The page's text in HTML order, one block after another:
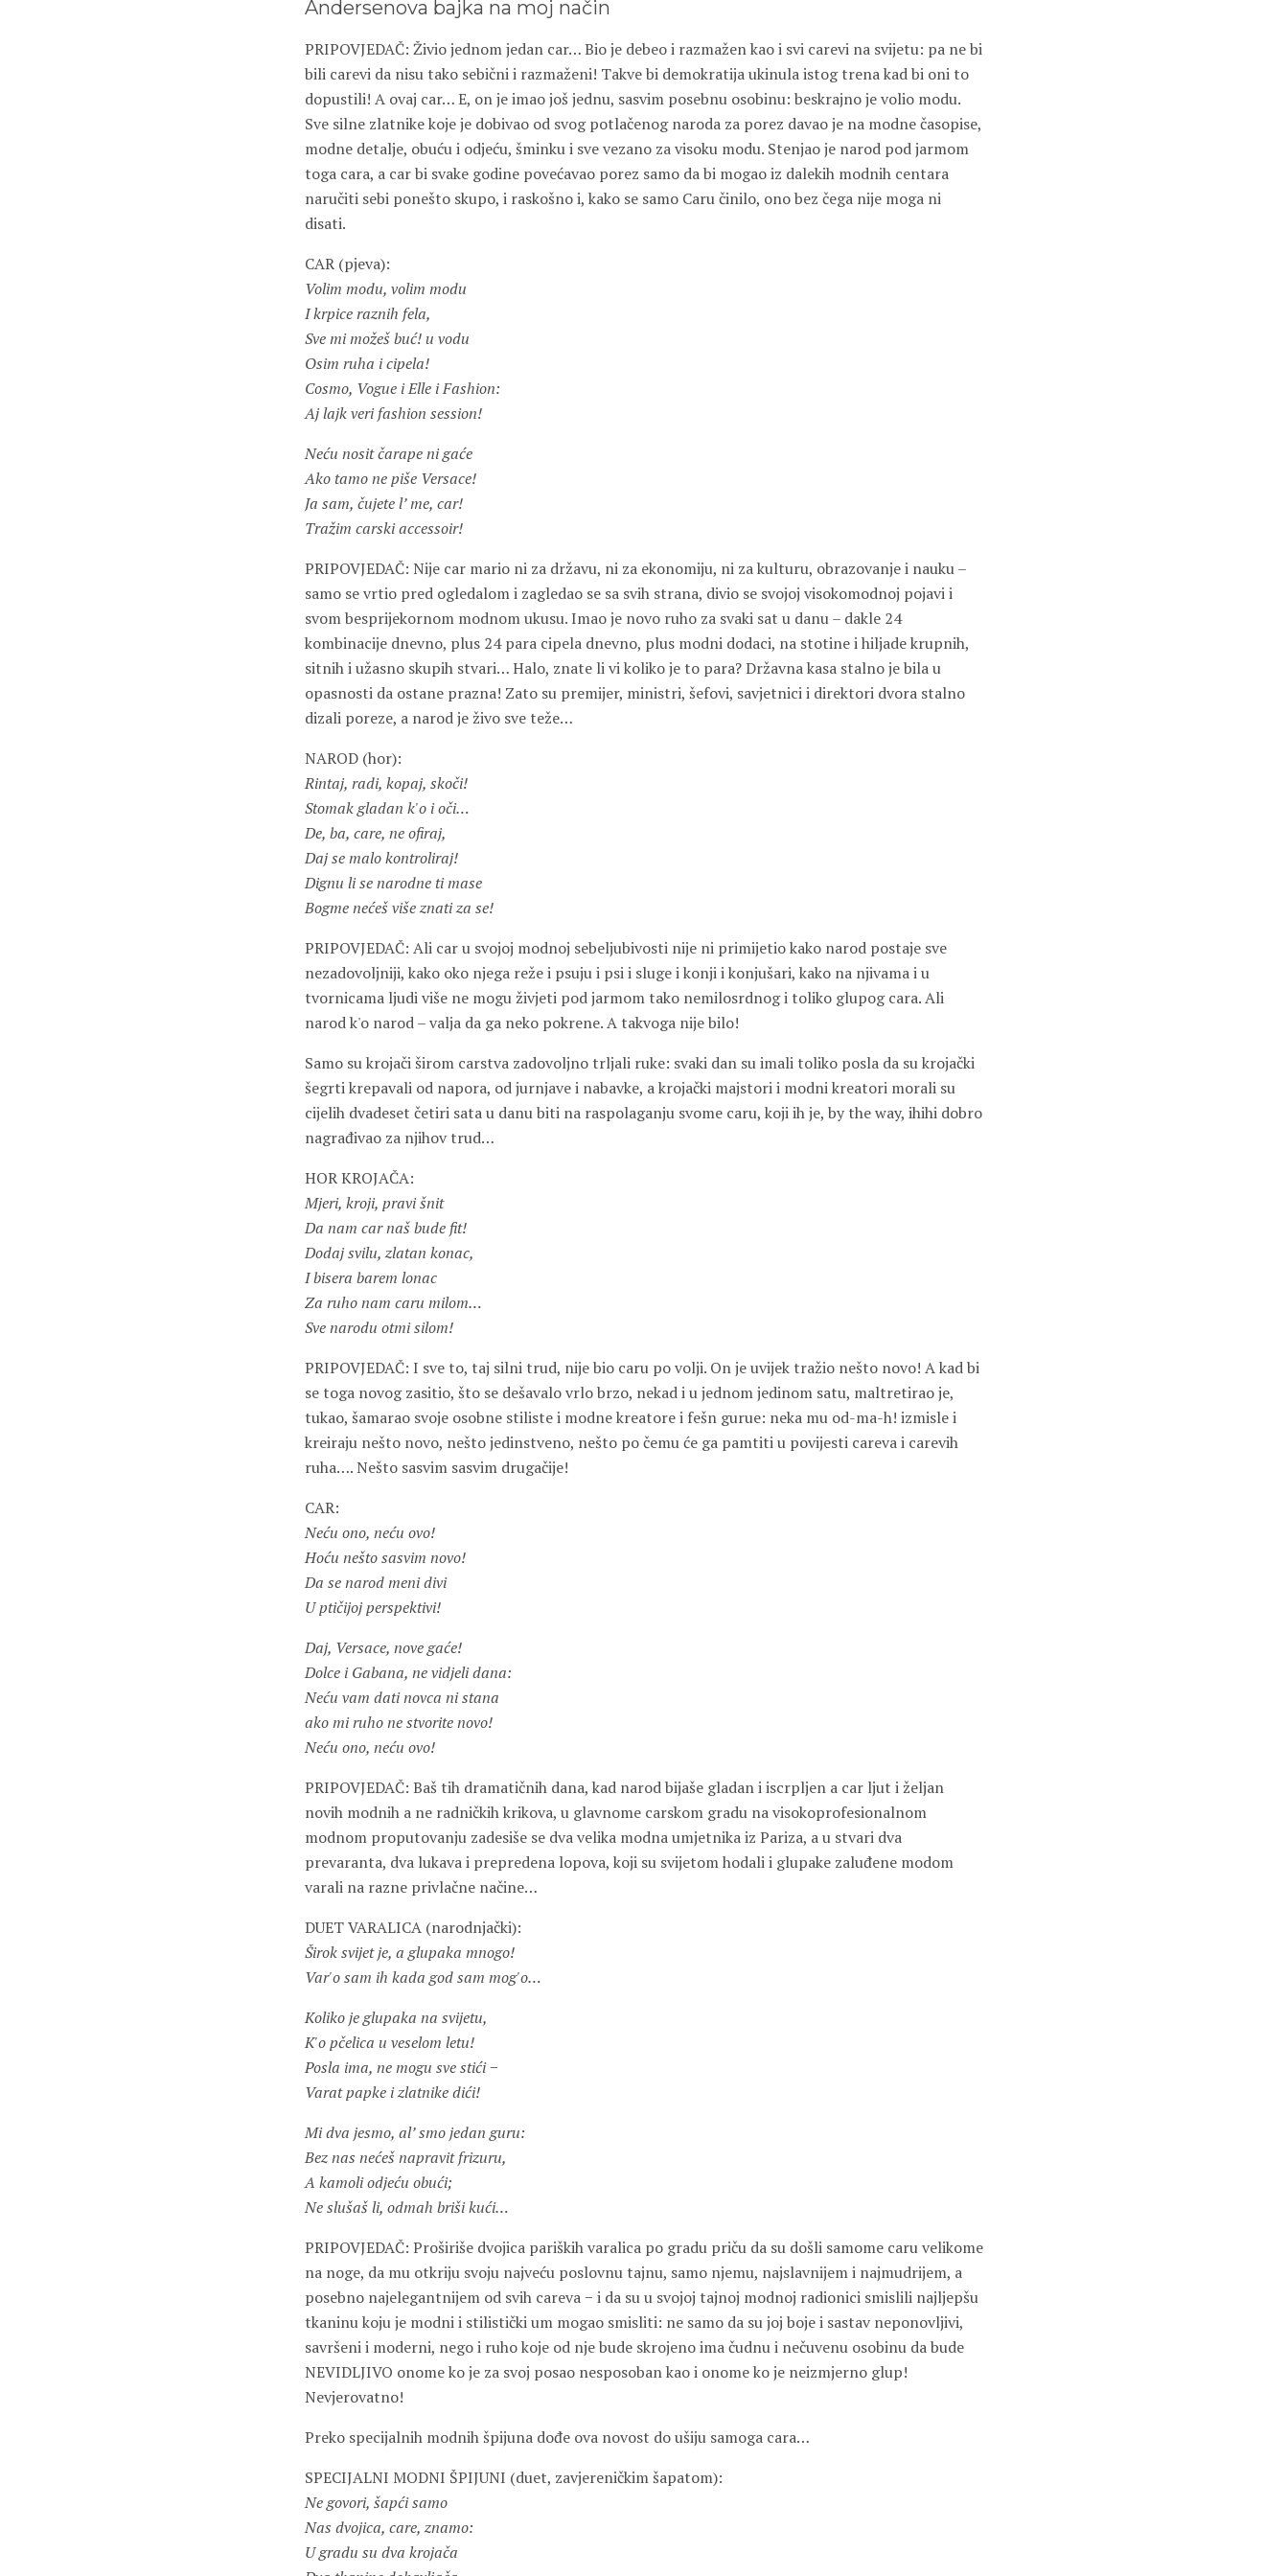
Andersenova bajka na moj način
PRIPOVJEDAČ: Živio jednom jedan car… Bio je debeo i razmažen kao i svi carevi na svijetu: pa ne bi
bili carevi da nisu tako sebični i razmaženi! Takve bi demokratija ukinula istog trena kad bi oni to
dopustili! A ovaj car… E, on je imao još jednu, sasvim posebnu osobinu: beskrajno je volio modu.
Sve silne zlatnike koje je dobivao od svog potlačenog naroda za porez davao je na modne časopise,
modne detalje, obuću i odjeću, šminku i sve vezano za visoku modu. Stenjao je narod pod jarmom
toga cara, a car bi svake godine povećavao porez samo da bi mogao iz dalekih modnih centara
naručiti sebi ponešto skupo, i raskošno i, kako se samo Caru činilo, ono bez čega nije moga ni
disati.
CAR (pjeva):
Volim modu, volim modu
I krpice raznih fela,
Sve mi možeš buć! u vodu
Osim ruha i cipela!
Cosmo, Vogue i Elle i Fashion:
Aj lajk veri fashion session!
Neću nosit čarape ni gaće
Ako tamo ne piše Versace!
Ja sam, čujete l’ me, car!
Tražim carski accessoir!
PRIPOVJEDAČ: Nije car mario ni za državu, ni za ekonomiju, ni za kulturu, obrazovanje i nauku –
samo se vrtio pred ogledalom i zagledao se sa svih strana, divio se svojoj visokomodnoj pojavi i
svom besprijekornom modnom ukusu. Imao je novo ruho za svaki sat u danu – dakle 24
kombinacije dnevno, plus 24 para cipela dnevno, plus modni dodaci, na stotine i hiljade krupnih,
sitnih i užasno skupih stvari… Halo, znate li vi koliko je to para? Državna kasa stalno je bila u
opasnosti da ostane prazna! Zato su premijer, ministri, šefovi, savjetnici i direktori dvora stalno
dizali poreze, a narod je živo sve teže…
NAROD (hor):
Rintaj, radi, kopaj, skoči!
Stomak gladan k'o i oči…
De, ba, care, ne ofiraj,
Daj se malo kontroliraj!
Dignu li se narodne ti mase
Bogme nećeš više znati za se!
PRIPOVJEDAČ: Ali car u svojoj modnoj sebeljubivosti nije ni primijetio kako narod postaje sve
nezadovoljniji, kako oko njega reže i psuju i psi i sluge i konji i konjušari, kako na njivama i u
tvornicama ljudi više ne mogu živjeti pod jarmom tako nemilosrdnog i toliko glupog cara. Ali
narod k'o narod – valja da ga neko pokrene. A takvoga nije bilo!
Samo su krojači širom carstva zadovoljno trljali ruke: svaki dan su imali toliko posla da su krojački
šegrti krepavali od napora, od jurnjave i nabavke, a krojački majstori i modni kreatori morali su
cijelih dvadeset četiri sata u danu biti na raspolaganju svome caru, koji ih je, by the way, ihihi dobro
nagrađivao za njihov trud…
HOR KROJAČA:
Mjeri, kroji, pravi šnit
Da nam car naš bude fit!
Dodaj svilu, zlatan konac,
I bisera barem lonac
Za ruho nam caru milom…
Sve narodu otmi silom!
PRIPOVJEDAČ: I sve to, taj silni trud, nije bio caru po volji. On je uvijek tražio nešto novo! A kad bi
se toga novog zasitio, što se dešavalo vrlo brzo, nekad i u jednom jedinom satu, maltretirao je,
tukao, šamarao svoje osobne stiliste i modne kreatore i fešn gurue: neka mu od-ma-h! izmisle i
kreiraju nešto novo, nešto jedinstveno, nešto po čemu će ga pamtiti u povijesti careva i carevih
ruha…. Nešto sasvim sasvim drugačije!
CAR:
Neću ono, neću ovo!
Hoću nešto sasvim novo!
Da se narod meni divi
U ptičijoj perspektivi!
Daj, Versace, nove gaće!
Dolce i Gabana, ne vidjeli dana:
Neću vam dati novca ni stana
ako mi ruho ne stvorite novo!
Neću ono, neću ovo!
PRIPOVJEDAČ: Baš tih dramatičnih dana, kad narod bijaše gladan i iscrpljen a car ljut i željan
novih modnih a ne radničkih krikova, u glavnome carskom gradu na visokoprofesionalnom
modnom proputovanju zadesiše se dva velika modna umjetnika iz Pariza, a u stvari dva
prevaranta, dva lukava i prepredena lopova, koji su svijetom hodali i glupake zaluđene modom
varali na razne privlačne načine…
DUET VARALICA (narodnjački):
Širok svijet je, a glupaka mnogo!
Var'o sam ih kada god sam mog'o…
Koliko je glupaka na svijetu,
K'o pčelica u veselom letu!
Posla ima, ne mogu sve stići −
Varat papke i zlatnike dići!
Mi dva jesmo, al’ smo jedan guru:
Bez nas nećeš napravit frizuru,
A kamoli odjeću obući;
Ne slušaš li, odmah briši kući…
PRIPOVJEDAČ: Proširiše dvojica pariških varalica po gradu priču da su došli samome caru velikome
na noge, da mu otkriju svoju najveću poslovnu tajnu, samo njemu, najslavnijem i najmudrijem, a
posebno najelegantnijem od svih careva − i da su u svojoj tajnoj modnoj radionici smislili najljepšu
tkaninu koju je modni i stilistički um mogao smisliti: ne samo da su joj boje i sastav neponovljivi,
savršeni i moderni, nego i ruho koje od nje bude skrojeno ima čudnu i nečuvenu osobinu da bude
NEVIDLJIVO onome ko je za svoj posao nesposoban kao i onome ko je neizmjerno glup!
Nevjerovatno!
Preko specijalnih modnih špijuna dođe ova novost do ušiju samoga cara…
SPECIJALNI MODNI ŠPIJUNI (duet, zavjereničkim šapatom):
Ne govori, šapći samo
Nas dvojica, care, znamo:
U gradu su dva krojača